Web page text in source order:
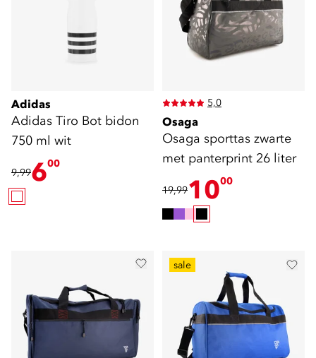
Adidas
Adidas Tiro Bot bidon
750 ml wit
9,99600
5,0
Osaga
Osaga sporttas zwarte
met panterprint 26 liter
19,991000
sale